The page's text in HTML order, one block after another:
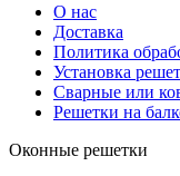
О нас
Доставка
Политика
Установка
Сварные или
Решетки на
Оконные решетки